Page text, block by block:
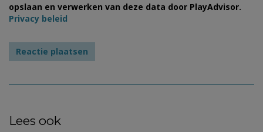
opslaan en verwerken van deze data door PlayAdvisor.
Privacy beleid
Lees ook